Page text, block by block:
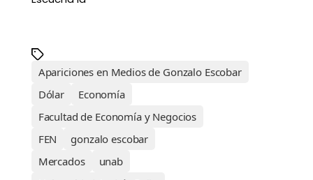
Apariciones en Medios de Gonzalo Escobar
Dólar
Economía
Facultad de Economía y Negocios
FEN
gonzalo escobar
Mercados
unab